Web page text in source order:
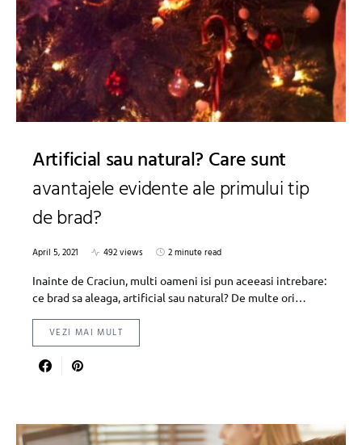
Artificial sau natural? Care sunt
avantajele evidente ale primului tip
de brad?
April 5, 2021 492 views
2 minute read
Inainte de Craciun, multi oameni isi pun aceeasi intrebare:
ce brad sa aleaga, artificial sau natural? De multe ori…
VEZI MAI MULT